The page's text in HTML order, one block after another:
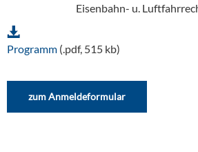
Eisenbahn- u.
Programm (.pdf, 515 kb)
zum Anmeldeformular